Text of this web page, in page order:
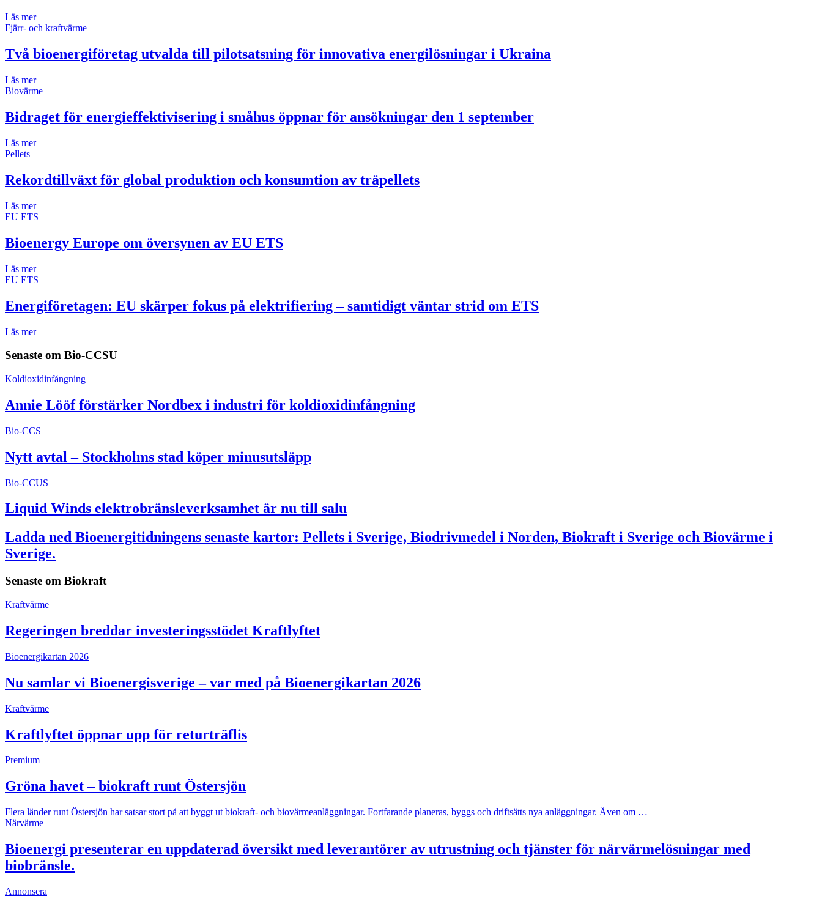
Läs mer
Fjärr- och kraftvärme
Två bioenergiföretag utvalda till pilotsatsning för innovativa energilösningar i Ukraina
Läs mer
Biovärme
Bidraget för energieffektivisering i småhus öppnar för ansökningar den 1 september
Läs mer
Pellets
Rekordtillväxt för global produktion och konsumtion av träpellets
Läs mer
EU ETS
Bioenergy Europe om översynen av EU ETS
Läs mer
EU ETS
Energiföretagen: EU skärper fokus på elektrifiering – samtidigt väntar strid om ETS
Läs mer
Senaste om Bio-CCSU
Koldioxidinfångning
Annie Lööf förstärker Nordbex i industri för koldioxidinfångning
Bio-CCS
Nytt avtal – Stockholms stad köper minusutsläpp
Bio-CCUS
Liquid Winds elektrobränsleverksamhet är nu till salu
Ladda ned Bioenergitidningens senaste kartor: Pellets i Sverige, Biodrivmedel i Norden, Biokraft i Sverige och Biovärme i
Sverige.
Senaste om Biokraft
Kraftvärme
Regeringen breddar investeringsstödet Kraftlyftet
Bioenergikartan 2026
Nu samlar vi Bioenergisverige – var med på Bioenergikartan 2026
Kraftvärme
Kraftlyftet öppnar upp för returträflis
Premium
Gröna havet – biokraft runt Östersjön
Flera länder runt Östersjön har satsar stort på att byggt ut biokraft- och biovärmeanläggningar. Fortfarande planeras, byggs och driftsätts nya anläggningar. Även om …
Närvärme
Bioenergi presenterar en uppdaterad översikt med leverantörer av utrustning och tjänster för närvärmelösningar med
biobränsle.
Annonsera